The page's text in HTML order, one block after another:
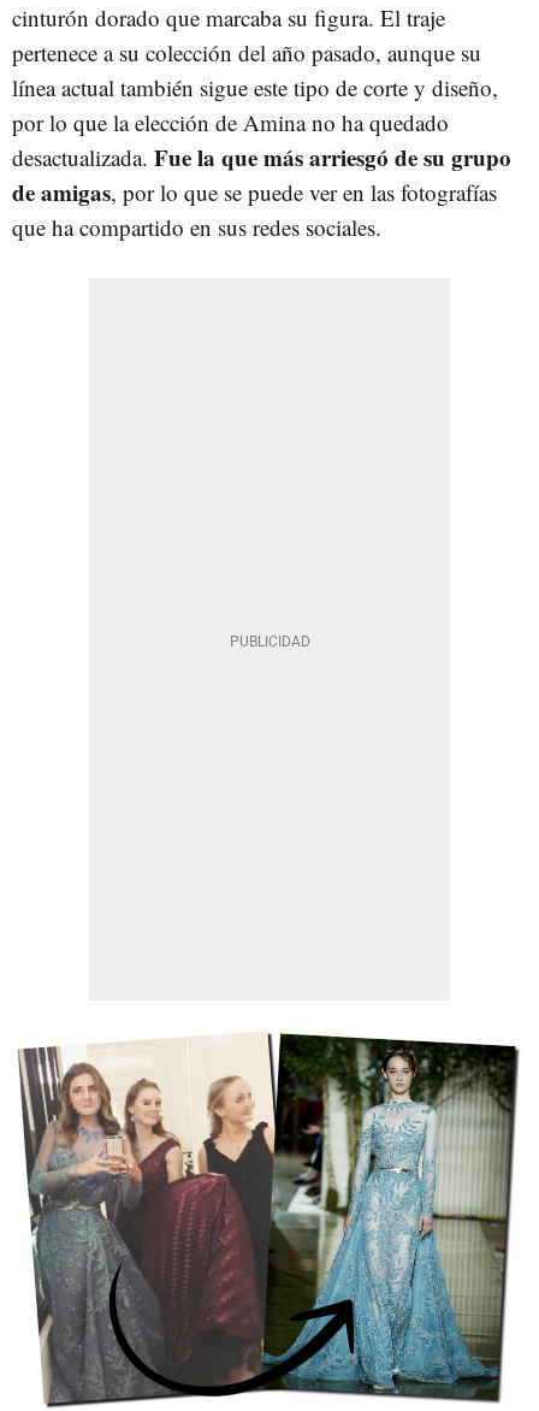
cinturón dorado que marcaba su figura. El traje
pertenece a su colección del año pasado, aunque su
línea actual también sigue este tipo de corte y diseño,
por lo que la elección de Amina no ha quedado
desactualizada. Fue la que más arriesgó de su grupo
de amigas, por lo que se puede ver en las fotografías
que ha compartido en sus redes sociales.